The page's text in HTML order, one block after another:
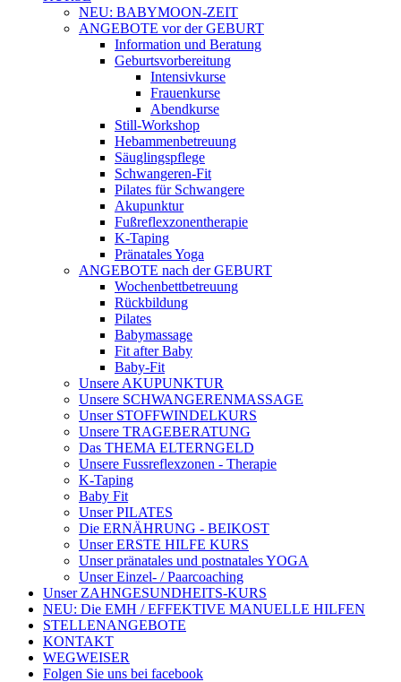
NEU: BABYMOON-ZEIT
ANGEBOTE vor der GEBURT
Information und Beratung
Geburtsvorbereitung
Intensivkurse
Frauenkurse
Abendkurse
Still-Workshop
Hebammenbetreuung
Säuglingspflege
Schwangeren-Fit
Pilates für Schwangere
Akupunktur
Fußreflexzonentherapie
K-Taping
Pränatales Yoga
ANGEBOTE nach der GEBURT
Wochenbettbetreuung
Rückbildung
Pilates
Babymassage
Fit after Baby
Baby-Fit
Unsere AKUPUNKTUR
Unsere SCHWANGERENMASSAGE
Unser STOFFWINDELKURS
Unsere TRAGEBERATUNG
Das THEMA ELTERNGELD
Unsere Fussreflexzonen - Therapie
K-Taping
Baby Fit
Unser PILATES
Die ERNÄHRUNG - BEIKOST
Unser ERSTE HILFE KURS
Unser pränatales und postnatales YOGA
Unser Einzel- / Paarcoaching
Unser ZAHNGESUNDHEITS-KURS
NEU: Die EMH / EFFEKTIVE MANUELLE HILFEN
STELLENANGEBOTE
KONTAKT
WEGWEISER
Folgen Sie uns bei facebook